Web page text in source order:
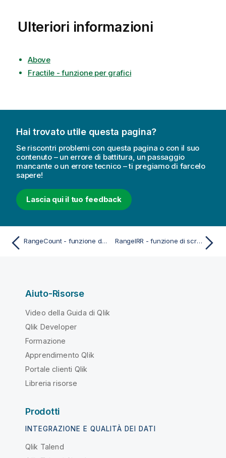
Ulteriori informazioni
Above
Fractile - funzione per grafici
Hai trovato utile questa pagina?
Se riscontri problemi con questa pagina o con il suo
contenuto – un errore di battitura, un passaggio
mancante o un errore tecnico – ti pregiamo di farcelo
sapere!
Lascia qui il tuo feedback
RangeCount - funzione dello script e del grafico RangeIRR - funzione di script
Aiuto-Risorse
Video della Guida di Qlik
Qlik Developer
Formazione
Apprendimento Qlik
Portale clienti Qlik
Libreria risorse
Prodotti
INTEGRAZIONE E QUALITÀ DEI DATI
Qlik Talend